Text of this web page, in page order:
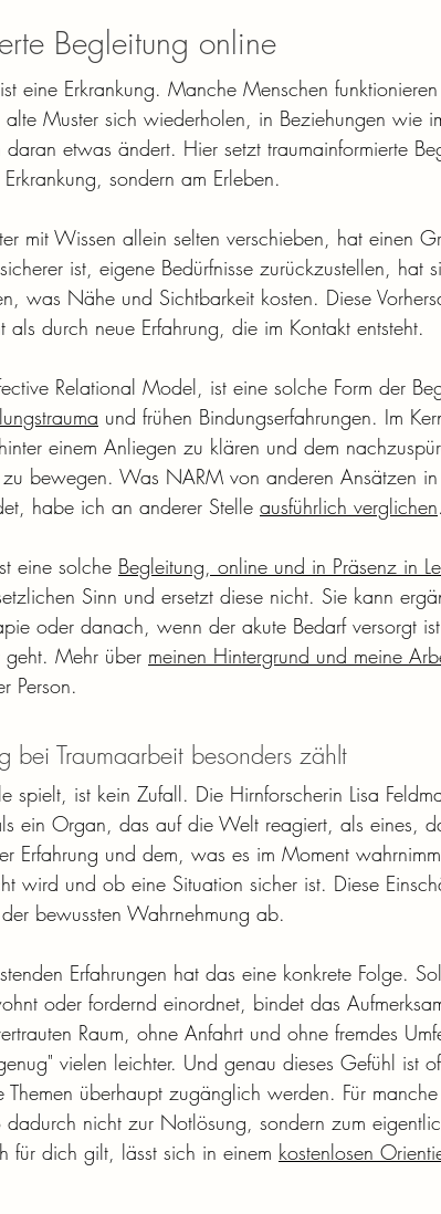
Begleitung online
eine Erkrankung. Manche Menschen
Muster sich wiederholen, in Beziehungen wie
etwas ändert. Hier setzt traumainformierte
sondern am Erleben.
mit Wissen allein selten verschieben, hat einen
ist, eigene Bedürfnisse zurückzustellen, hat
was Nähe und Sichtbarkeit kosten. Diese
als durch neue Erfahrung, die im Kontakt entsteht.
Relational Model, ist eine solche Form der
und frühen Bindungserfahrungen. Im
einem Anliegen zu klären und dem
bewegen. Was NARM von anderen Ansätzen
habe ich an anderer Stelle ausführlich verglichen.
eine solche Begleitung, online und in Präsenz in
Sinn und ersetzt diese nicht. Sie kann
oder danach, wenn der akute Bedarf versorgt
geht. Mehr über meinen Hintergrund und meine
Person.
bei Traumaarbeit besonders zählt
spielt, ist kein Zufall. Die Hirnforscherin Lisa
ein Organ, das auf die Welt reagiert, als eines,
Erfahrung und dem, was es im Moment
wird und ob eine Situation sicher ist. Diese
bewussten Wahrnehmung ab.
Erfahrungen hat das eine konkrete Folge.
oder fordernd einordnet, bindet das
Raum, ohne Anfahrt und ohne fremdes
vielen leichter. Und genau dieses Gefühl ist
Themen überhaupt zugänglich werden. Für
dadurch nicht zur Notlösung, sondern zum
für dich gilt, lässt sich in einem kostenlosen